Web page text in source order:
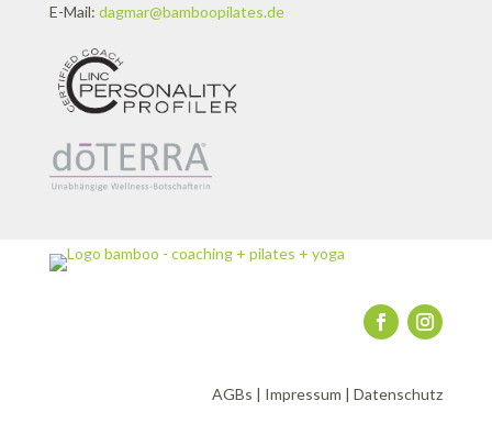
E-Mail: dagmar@bamboopilates.de
AGBs | Impressum |Datenschutz